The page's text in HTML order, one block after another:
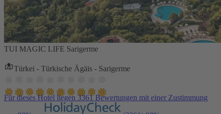
TUI MAGIC LIFE Sarigerme
Türkei - Türkische Ägäis - Sarigerme
Für dieses Hotel liegen 3361 Bewertungen mit einer Zustimmung